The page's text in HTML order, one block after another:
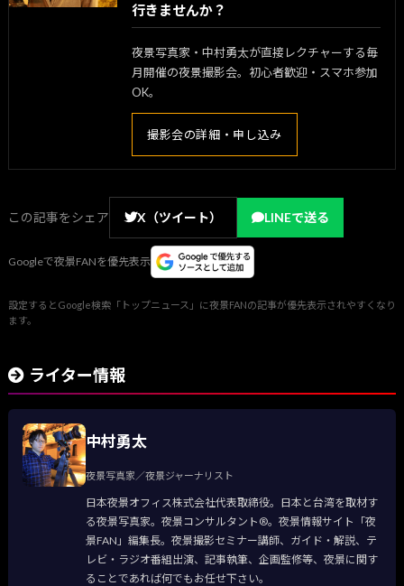
行きませんか？
夜景写真家・中村勇太が直接レクチャーする毎
月開催の夜景撮影会。初心者歓迎・スマホ参加
OK。
撮影会の詳細・申し込み
この記事をシェア X（ツイート） LINEで送る
Googleで夜景FANを優先表示
設定するとGoogle検索「トップニュース」に夜景FANの記事が優先表示されやすくなり
ます。
ライター情報
中村勇太
夜景写真家／夜景ジャーナリスト
日本夜景オフィス株式会社代表取締役。日本と台湾を取材す
る夜景写真家。夜景コンサルタント®。夜景情報サイト「夜
景FAN」編集長。夜景撮影セミナー講師、ガイド・解説、テ
レビ・ラジオ番組出演、記事執筆、企画監修等、夜景に関す
ることであれば何でもお任せ下さい。